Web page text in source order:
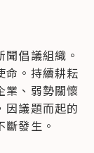
聞倡議組織。
命。持續耕耘
業、弱勢關懷
因議題而起的
發生。